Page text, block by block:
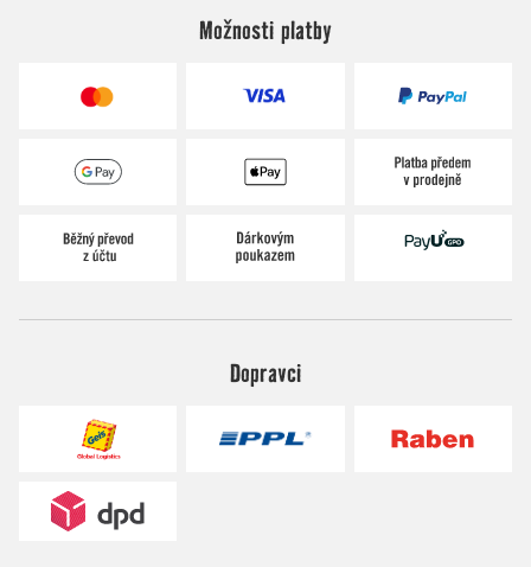
Možnosti platby
Dopravci